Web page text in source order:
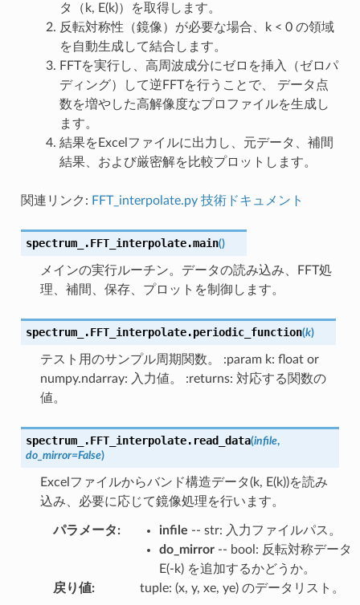
タ（k, E(k)）を取得します。
反転対称性（鏡像）が必要な場合、k < 0 の領域
を自動生成して結合します。
FFTを実行し、高周波成分にゼロを挿入（ゼロパ
ディング）して逆FFTを行うことで、 データ点
数を増やした高解像度なプロファイルを生成し
ます。
結果をExcelファイルに出力し、元データ、補間
結果、および厳密解を比較プロットします。
関連リンク: FFT_interpolate.py 技術ドキュメント
spectrum_.FFT_interpolate.main()
メインの実行ルーチン。データの読み込み、FFT処
理、補間、保存、プロットを制御します。
spectrum_.FFT_interpolate.periodic_function(k)
テスト用のサンプル周期関数。 :param k: float or
numpy.ndarray: 入力値。 :returns: 対応する関数の
値。
spectrum_.FFT_interpolate. read_data(infile,
do_mirror=False)
Excelファイルからバンド構造データ(k, E(k))を読み
込み、必要に応じて鏡像処理を行います。
パラメータ: infile -- str: 入力ファイルパス。
do_mirror-- bool: 反転対称データ
E(-k) を追加するかどうか。
戻り値: tuple: (x, y, xe, ye) のデータリスト。